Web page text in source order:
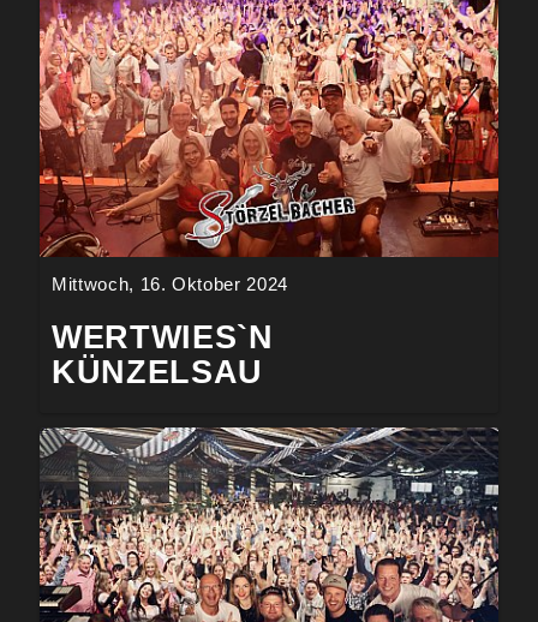
Mittwoch, 16. Oktober 2024
WERTWIES`N
KÜNZELSAU